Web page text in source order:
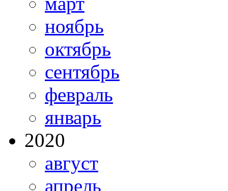
ноябрь
октябрь
сентябрь
февраль
январь
2020
август
апрель